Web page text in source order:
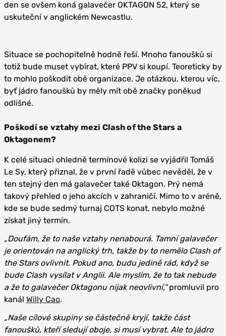
den se ovšem koná galavečer OKTAGON 52, který se
uskuteční v anglickém Newcastlu.
Situace se pochopitelně hodně řeší. Mnoho fanoušků si
totiž bude muset vybírat, které PPV si koupí. Teoreticky by
to mohlo poškodit obě organizace. Je otázkou, kterou víc,
byť jádro fanoušků by měly mít obě značky poněkud
odlišné.
Poškodí se vztahy mezi Clash of the Stars a
Oktagonem?
K celé situaci ohledně termínové kolizi se vyjádřil Tomáš
Le Sy, který přiznal, že v první řadě vůbec nevěděl, že v
ten stejný den má galavečer také Oktagon. Prý nemá
takový přehled o jeho akcích v zahraničí. Mimo to v aréně,
kde se bude sedmý turnaj COTS konat, nebylo možné
získat jiný termín.
„Doufám, že to naše vztahy nenabourá. Tamní galavečer
je orientován na anglický trh, takže by to nemělo Clash of
the Stars ovlivnit. Pokud ano, budu jedině rád, když se
bude Clash vysílat v Anglii. Ale myslím, že to tak nebude
a že to galavečer Oktagonu nijak neovlivní,“promluvil pro
kanál Willy Cao.
„Naše cílové skupiny se částečně kryjí, takže část
fanoušků, kteří sledují oboje, si musí vybrat. Ale to jádro